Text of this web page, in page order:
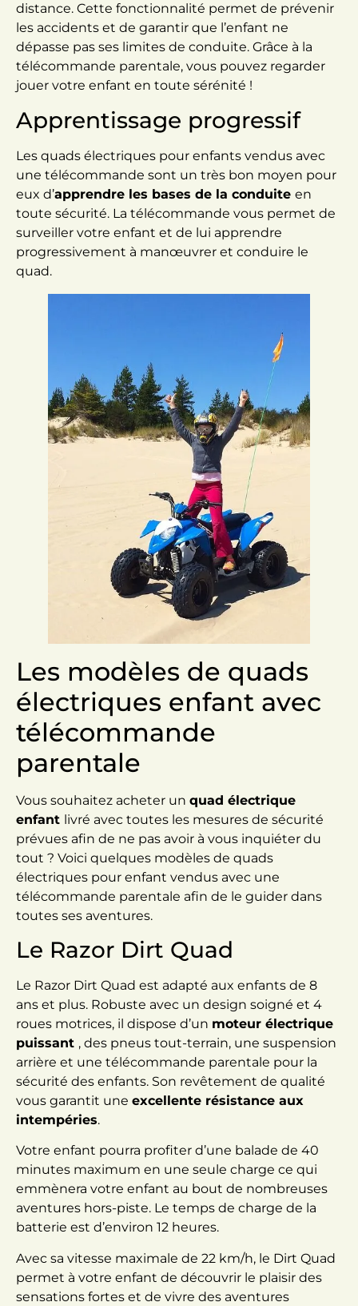
distance. Cette fonctionnalité permet de prévenir
les accidents et de garantir que l’enfant ne
dépasse pas ses limites de conduite. Grâce à la
télécommande parentale, vous pouvez regarder
jouer votre enfant en toute sérénité !
Apprentissage progressif
Les quads électriques pour enfants vendus avec
une télécommande sont un très bon moyen pour
eux d’apprendre les bases de la conduite en
toute sécurité. La télécommande vous permet de
surveiller votre enfant et de lui apprendre
progressivement à manœuvrer et conduire le
quad.
Les modèles de quads
électriques enfant avec
télécommande
parentale
Vous souhaitez acheter un quad électrique
enfant livré avec toutes les mesures de sécurité
prévues afin de ne pas avoir à vous inquiéter du
tout ? Voici quelques modèles de quads
électriques pour enfant vendus avec une
télécommande parentale afin de le guider dans
toutes ses aventures.
Le Razor Dirt Quad
Le Razor Dirt Quad est adapté aux enfants de 8
ans et plus. Robuste avec un design soigné et 4
roues motrices, il dispose d’un moteur électrique
puissant , des pneus tout-terrain, une suspension
arrière et une télécommande parentale pour la
sécurité des enfants. Son revêtement de qualité
vous garantit une excellente résistance aux
intempéries.
Votre enfant pourra profiter d’une balade de 40
minutes maximum en une seule charge ce qui
emmènera votre enfant au bout de nombreuses
aventures hors-piste. Le temps de charge de la
batterie est d’environ 12 heures.
Avec sa vitesse maximale de 22 km/h, le Dirt Quad
permet à votre enfant de découvrir le plaisir des
sensations fortes et de vivre des aventures